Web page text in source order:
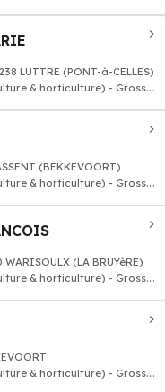
LUTTRE (PONT-à-CELLES)
& horticulture) - Gross.
(BEKKEVOORT)
& horticulture) - Gross.
(LA BRUYèRE)
& horticulture) - Gross.
& horticulture) - Gross.